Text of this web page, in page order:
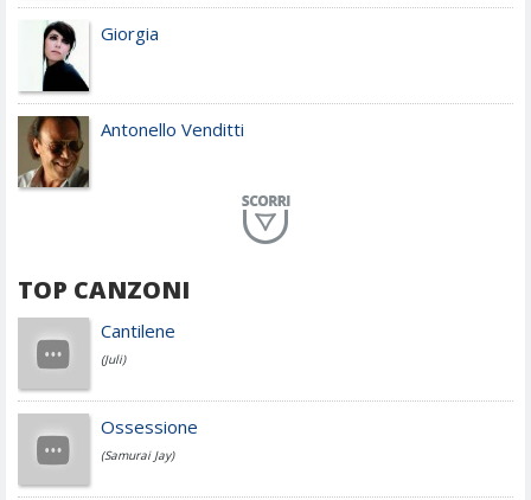
Giorgia
Antonello Venditti
Achille Lauro
Cesare Cremonini
TOP CANZONI
Cantilene
(Juli)
Ossessione
(Samurai Jay)